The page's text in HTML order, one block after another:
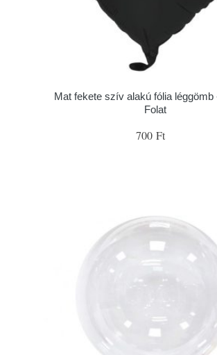
Mat fekete szív alakú fólia léggömb
Folat
700 Ft